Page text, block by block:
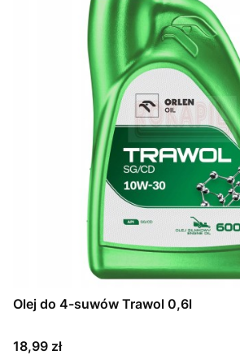
Olej do 4-suwów Trawol 0,6l
Cena
18,99 zł